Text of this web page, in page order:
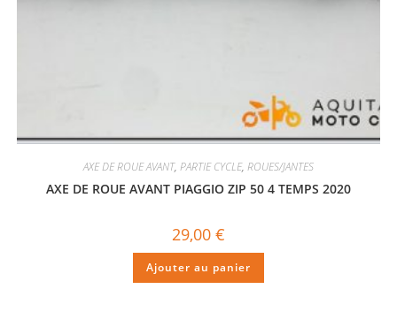
AXE DE ROUE AVANT, PARTIE CYCLE, ROUES/JANTES
AXE DE ROUE AVANT PIAGGIO ZIP 50 4 TEMPS 2020
29,00 €
Ajouter au panier